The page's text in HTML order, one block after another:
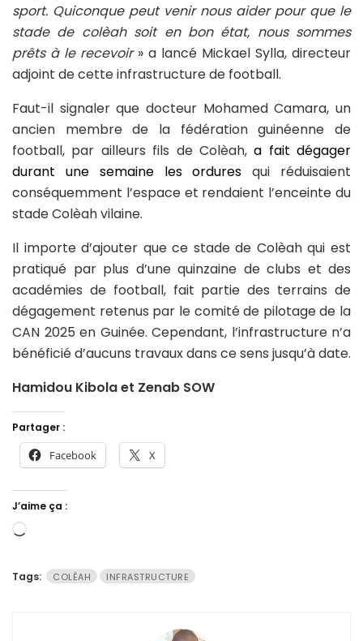
sport. Quiconque peut venir nous aider pour que le
stade de colèah soit en bon état, nous sommes
prêts à le recevoir» a lancé Mickael Sylla, directeur
adjoint de cette infrastructure de football.
Faut-il signaler que docteur Mohamed Camara, un
ancien membre de la fédération guinéenne de
football, par ailleurs fils de Colèah,a fait dégager
durant une semaine les ordures qui réduisaient
conséquemment l’espace et rendaient l’enceinte du
stade Colèah vilaine.
Il importe d’ajouter que ce stade de Colèah qui est
pratiqué par plus d’une quinzaine de clubs et des
académies de football, fait partie des terrains de
dégagement retenus par le comité de pilotage de la
CAN 2025 en Guinée. Cependant, l’infrastructure n’a
bénéficié d’aucuns travaux dans ce sens jusqu’à date.
Hamidou Kibola et Zenab SOW
Partager :
Facebook X
J’aime ça :
Chargement…
Tags: COLÈAH INFRASTRUCTURE